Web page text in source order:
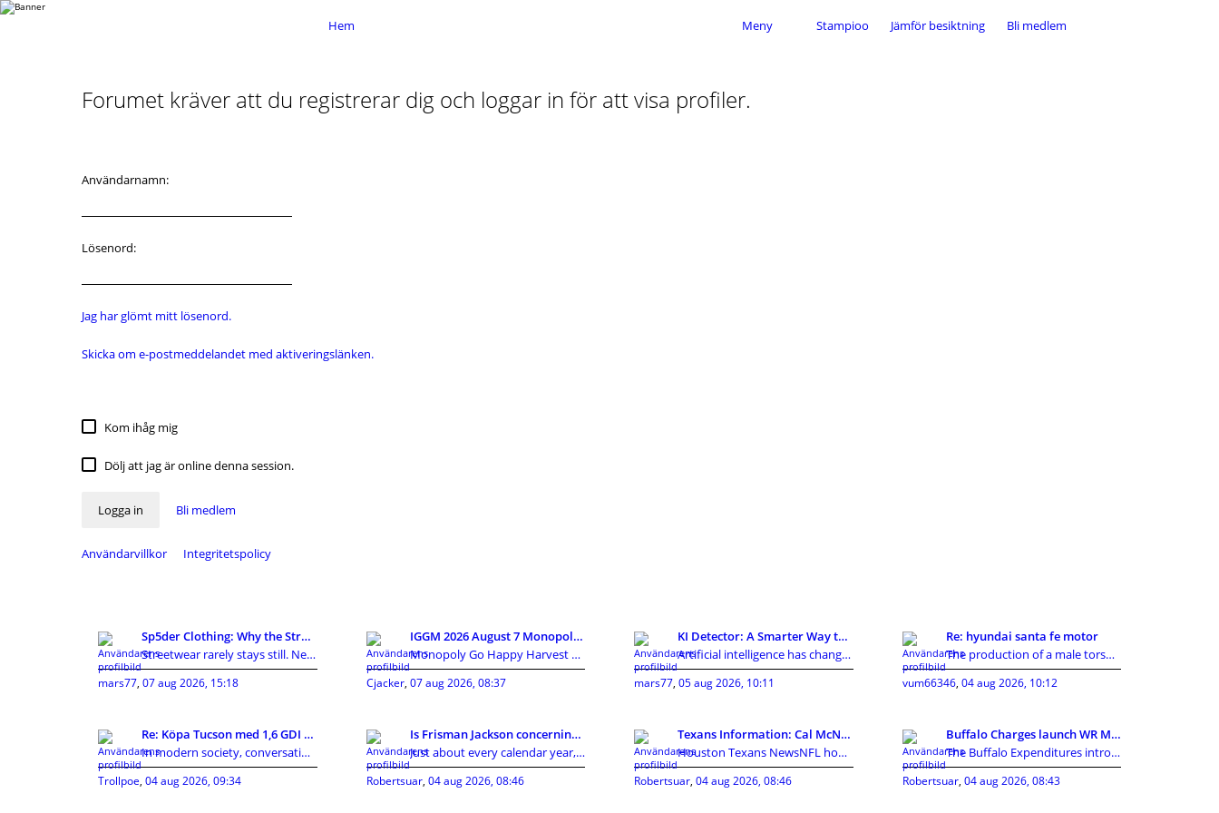
Meny Stampioo Jämför besiktning Bli medlem
Hem
Forumet kräver att du registrerar dig och loggar in för att visa profiler.
Användarnamn:
Lösenord:
Jag har glömt mitt lösenord.
Skicka om e-postmeddelandet med aktiveringslänken.
Kom ihåg mig
Dölj att jag är online denna session.
Logga in Bli medlem
Användarvillkor Integritetspolicy
Sp5der Clothing: Why the Streetwear Brand Keeps Ge
Streetwear rarely stays still. New labels appear,
mars77, 07 aug 2026, 15:18
IGGM 2026 August 7 Monopoly Go Looney Tunes Partne
Monopoly Go Happy Harvest with Looney Tunes album'
Cjacker, 07 aug 2026, 08:37
KI Detector: A Smarter Way to Review AI-Assisted C
Artificial intelligence has changed how people cre
mars77, 05 aug 2026, 10:11
Re: hyundai santa fe motor
The production of a male torso sex doll involves m
vum66346, 04 aug 2026, 10:12
Re: Köpa Tucson med 1,6 GDI eller 1,7CRDI?
In modern society, conversations around privacy, p
Trollpoe, 04 aug 2026, 09:34
Is Frisman Jackson concerning towards gain the mas
Just about every calendar year, the Cleveland Brow
Robertsuar, 04 aug 2026, 08:46
Texans Information: Cal McNair nearer toward getti
Houston Texans NewsNFL home owners established in
Robertsuar, 04 aug 2026, 08:46
Buffalo Charges launch WR Mecole Hardman Jr., sign
The Buffalo Expenditures introduced a collection o
Robertsuar, 04 aug 2026, 08:43